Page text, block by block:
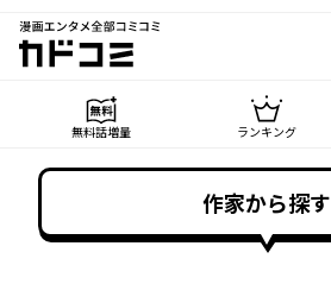
漫画エンタメ全部コミコミ
カドコミ
無料話増量 ランキング
作家から探す